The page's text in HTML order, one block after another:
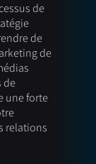
de
de
de
de
une forte
relations